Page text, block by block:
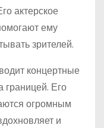
актерское
ему
зрителей.
концертные
границей. Его
огромным
и